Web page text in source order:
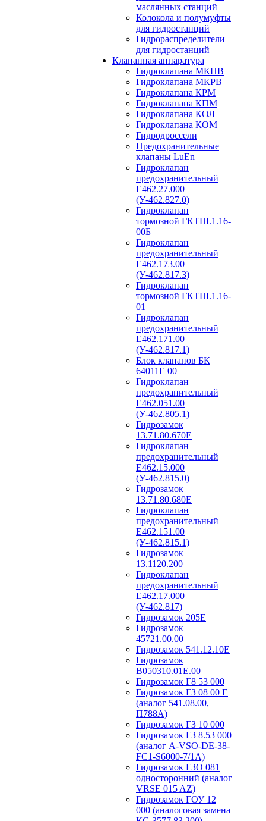
маслянных станций
Колокола и полумуфты
для гидростанций
Гидрораспределители
для гидростанций
Клапанная аппаратура
Гидроклапана МКПВ
Гидроклапана МКРВ
Гидроклапана КРМ
Гидроклапана КПМ
Гидроклапана КОЛ
Гидроклапана КОМ
Гидродроссели
Предохранительные
клапаны LuEn
Гидроклапан
предохранительный
Е462.27.000
(У-462.827.0)
Гидроклапан
тормозной ГКТШ.1.16-
00Б
Гидроклапан
предохранительный
Е462.173.00
(У-462.817.3)
Гидроклапан
тормозной ГКТШ.1.16-
01
Гидроклапан
предохранительный
Е462.171.00
(У-462.817.1)
Блок клапанов БК
64011Е 00
Гидроклапан
предохранительный
Е462.051.00
(У-462.805.1)
Гидрозамок
13.71.80.670Е
Гидроклапан
предохранительный
Е462.15.000
(У-462.815.0)
Гидрозамок
13.71.80.680Е
Гидроклапан
предохранительный
Е462.151.00
(У-462.815.1)
Гидрозамок
13.1120.200
Гидроклапан
предохранительный
Е462.17.000
(У-462.817)
Гидрозамок 205Е
Гидрозамок
45721.00.00
Гидрозамок 541.12.10Е
Гидрозамок
В050310.01Е.00
Гидрозамок Г8 53 000
Гидрозамок ГЗ 08 00 Е
(аналог 541.08.00,
П788А)
Гидрозамок ГЗ 10 000
Гидрозамок ГЗ 8.53 000
(аналог A-VSO-DE-38-
FC1-S6000-7/1A)
Гидрозамок ГЗО 081
односторонний (аналог
VRSE 015 AZ)
Гидрозамок ГОУ 12
000 (аналоговая замена